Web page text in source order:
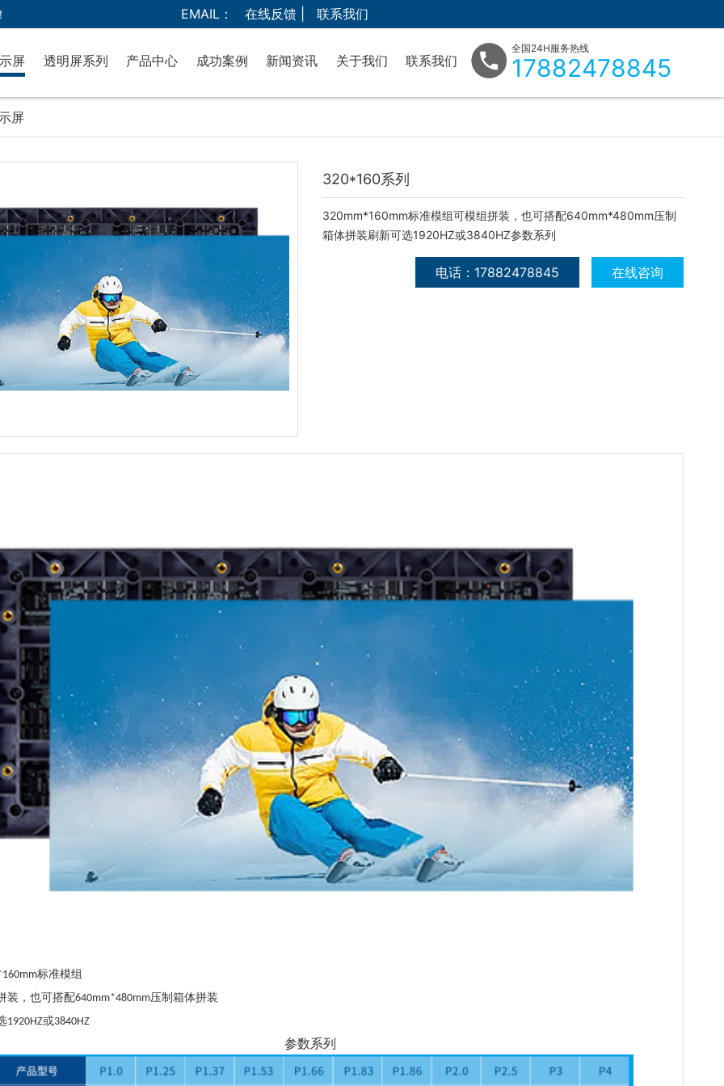
EMAIL： 在线反馈 | 联系我们
屏
屏
透明屏系列
LED网格透明屏
LED透明屏
产品中心
室外LED显示屏
COB显示屏
液晶拼接屏
广告一体机
会议一体机
灯光音箱
无纸化会议
成功案例 新闻资讯 关于我们 联系我们
全国24H服务热线
17882478845
屏
320*160系列
320mm*160mm标准模组可模组拼装，也可搭配640mm*480mm压制
箱体拼装刷新可选1920HZ或3840HZ参数系列
在线咨询
电话：17882478845
标准模组
装，也可搭配640mm*480mm压制箱体拼装
1920HZ或3840HZ
参数系列